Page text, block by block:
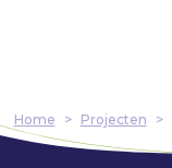
Home > Projecten >